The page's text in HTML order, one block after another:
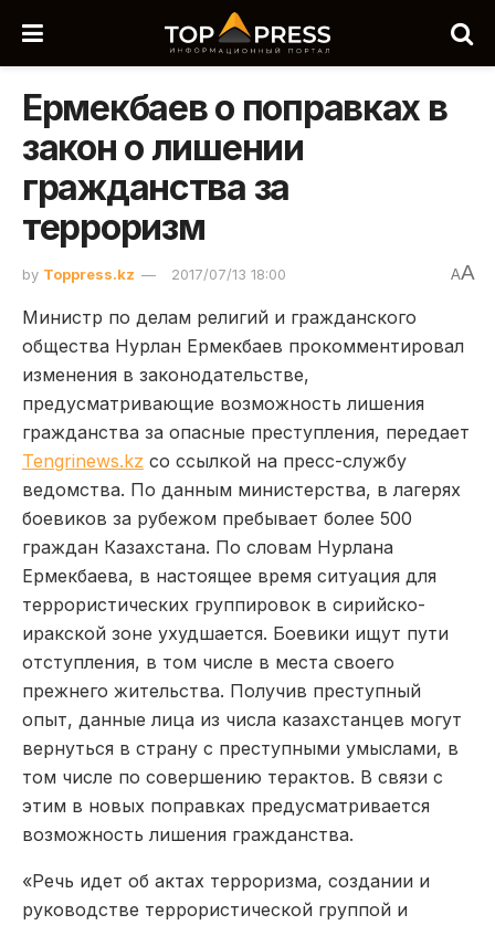
Ермекбаев о поправках в
закон о лишении
гражданства за
терроризм
by Toppress.kz 2017/07/13 18:00 AA
Министр по делам религий и гражданского
общества Нурлан Ермекбаев прокомментировал
изменения в законодательстве,
предусматривающие возможность лишения
гражданства за опасные преступления, передает
Tengrinews.kz со ссылкой на пресс-службу
ведомства. По данным министерства, в лагерях
боевиков за рубежом пребывает более 500
граждан Казахстана. По словам Нурлана
Ермекбаева, в настоящее время ситуация для
террористических группировок в сирийско-
иракской зоне ухудшается. Боевики ищут пути
отступления, в том числе в места своего
прежнего жительства. Получив преступный
опыт, данные лица из числа казахстанцев могут
вернуться в страну с преступными умыслами, в
том числе по совершению терактов. В связи с
этим в новых поправках предусматривается
возможность лишения гражданства.
«Речь идет об актах терроризма, создании и
руководстве террористической группой и